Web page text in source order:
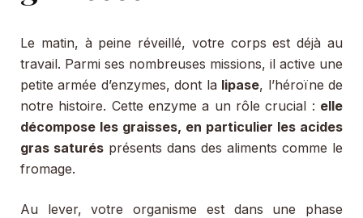
Le matin, à peine réveillé, votre corps est déjà au
travail. Parmi ses nombreuses missions, il active une
petite armée d’enzymes, dont la lipase, l’héroïne de
notre histoire. Cette enzyme a un rôle crucial : elle
décompose les graisses, en particulier les acides
gras saturés présents dans des aliments comme le
fromage.
Au lever, votre organisme est dans une phase